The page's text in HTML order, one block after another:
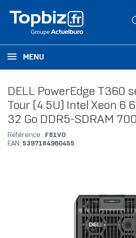
MENU
DELL PowerEdge T360
Tour (4.5U) Intel Xeon 6
32 Go DDR5-SDRAM
Référence : F81V0
EAN: 5397184960455